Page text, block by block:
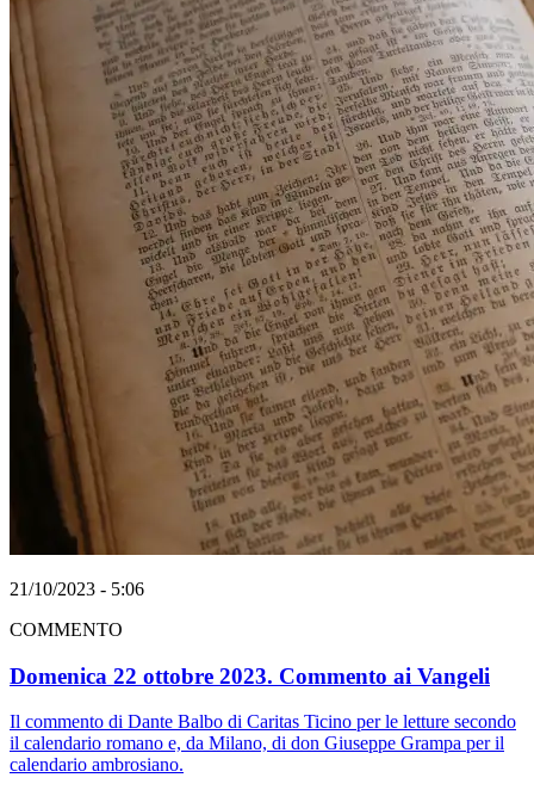
21/10/2023 - 5:06
COMMENTO
Domenica 22 ottobre 2023. Commento ai Vangeli
Il commento di Dante Balbo di Caritas Ticino per le letture secondo
il calendario romano e, da Milano, di don Giuseppe Grampa per il
calendario ambrosiano.